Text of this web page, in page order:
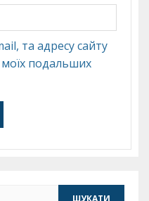
та адресу сайту
подальших